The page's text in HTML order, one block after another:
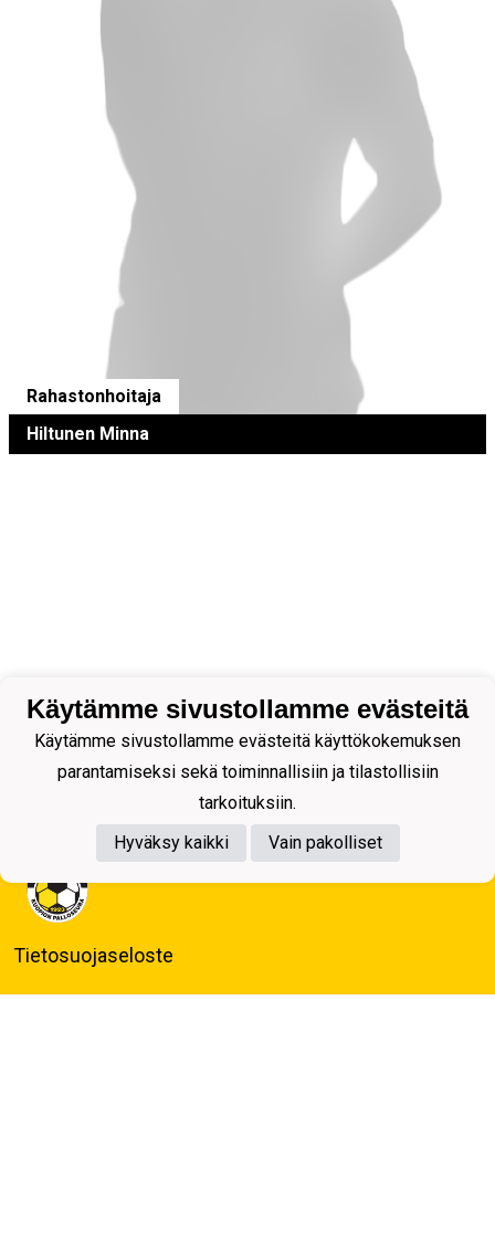
Rahastonhoitaja
Hiltunen Minna
Tietosuojaseloste
Käytämme sivustollamme evästeitä
Käytämme sivustollamme evästeitä käyttökokemuksen
parantamiseksi sekä toiminnallisiin ja tilastollisiin
tarkoituksiin.
Hyväksy kaikki
Vain pakolliset